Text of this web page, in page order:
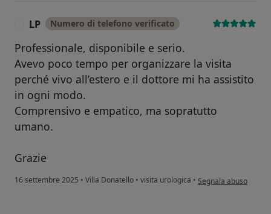
LP Numero di telefono verificato
Professionale, disponibile e serio.
Avevo poco tempo per organizzare la visita
perché vivo all’estero e il dottore mi ha assistito
in ogni modo.
Comprensivo e empatico, ma sopratutto
umano.
Grazie
16 settembre 2025 • Villa Donatello • visita urologica • secondo l'opinione
Segnala abuso